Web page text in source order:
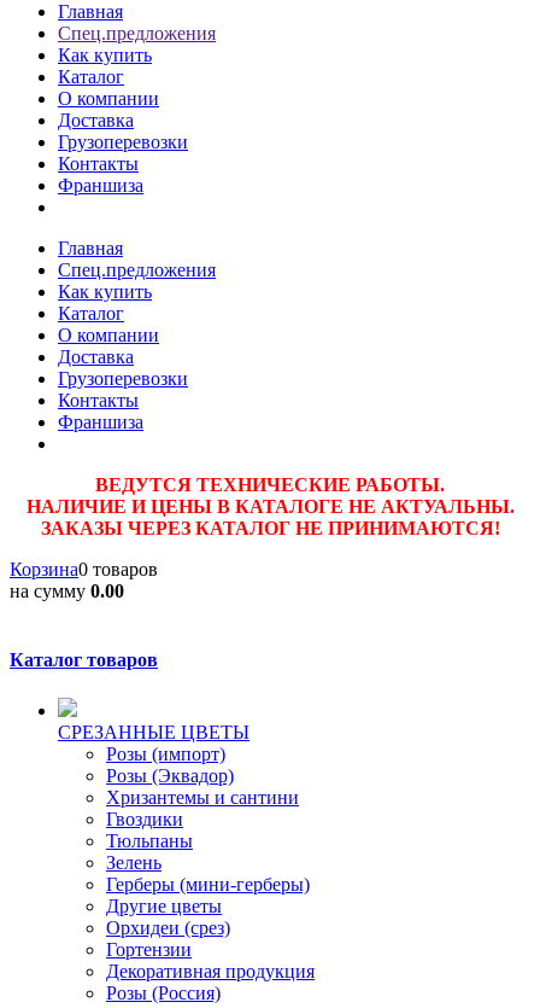
Главная
Спец.предложения
Как купить
Каталог
О компании
Доставка
Грузоперевозки
Контакты
Франшиза
Главная
Спец.предложения
Как купить
Каталог
О компании
Доставка
Грузоперевозки
Контакты
Франшиза
ВЕДУТСЯ ТЕХНИЧЕСКИЕ РАБОТЫ.
НАЛИЧИЕ И ЦЕНЫ В КАТАЛОГЕ НЕ АКТУАЛЬНЫ.
ЗАКАЗЫ ЧЕРЕЗ КАТАЛОГ НЕ ПРИНИМАЮТСЯ!
Корзина0 товаров
на сумму 0.00
Каталог товаров
CPЕЗАННЫЕ ЦВЕТЫ
Розы (импорт)
Розы (Эквадор)
Хризантемы и сантини
Гвоздики
Тюльпаны
Зелень
Герберы (мини-герберы)
Другие цветы
Орхидеи (срез)
Гортензии
Декоративная продукция
Розы (Россия)